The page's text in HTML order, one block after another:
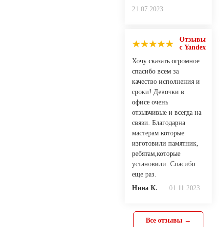
21.07.2023
Отзывы
с Yandex
Хочу сказать огромное
спасибо всем за
качество исполнения и
сроки! Девочки в
офисе очень
отзывчивые и всегда на
связи. Благодарна
мастерам которые
изготовили памятник,
ребятам,которые
установили. Спасибо
еще раз.
Нина К.
01.11.2023
Все отзывы →